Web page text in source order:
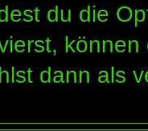
du die
dann als